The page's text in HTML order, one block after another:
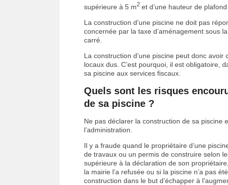
supérieure à 5 m2 et d’une hauteur de
La construction d’une piscine ne doit pas
concernée par la taxe d’aménagement sous
carré.
La construction d’une piscine peut donc
locaux dus. C’est pourquoi, il est obligatoire,
sa piscine aux services fiscaux.
Quels sont les risques
de sa piscine ?
Ne pas déclarer la construction de sa piscine
l’administration.
Il y a fraude quand le propriétaire d’une
de travaux ou un permis de construire selon
supérieure à la déclaration de son
la mairie l’a refusée ou si la piscine n’a pas
construction dans le but d’échapper à